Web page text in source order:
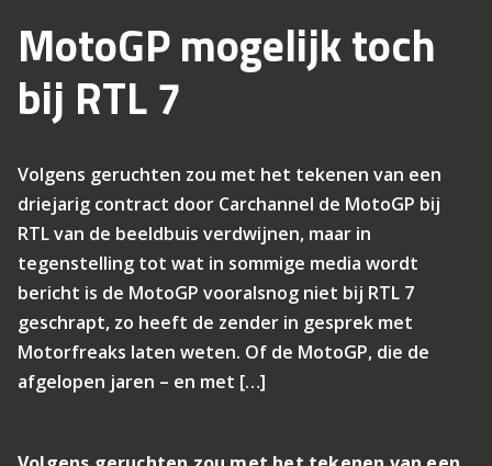
MotoGP mogelijk toch
bij RTL 7
Volgens geruchten zou met het tekenen van een
driejarig contract door Carchannel de MotoGP bij
RTL van de beeldbuis verdwijnen, maar in
tegenstelling tot wat in sommige media wordt
bericht is de MotoGP vooralsnog niet bij RTL 7
geschrapt, zo heeft de zender in gesprek met
Motorfreaks laten weten. Of de MotoGP, die de
afgelopen jaren – en met […]